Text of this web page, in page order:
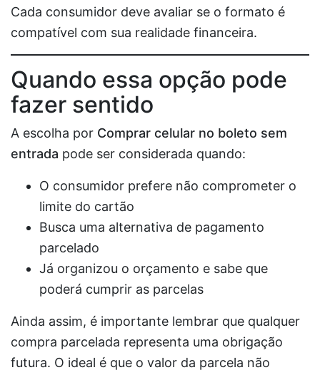
Cada consumidor deve avaliar se o formato é
compatível com sua realidade financeira.
Quando essa opção pode
fazer sentido
A escolha por Comprar celular no boleto sem
entrada pode ser considerada quando:
O consumidor prefere não comprometer o
limite do cartão
Busca uma alternativa de pagamento
parcelado
Já organizou o orçamento e sabe que
poderá cumprir as parcelas
Ainda assim, é importante lembrar que qualquer
compra parcelada representa uma obrigação
futura. O ideal é que o valor da parcela não